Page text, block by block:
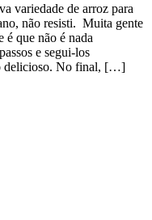
variedade de arroz para
não resisti. Muita gente
é que não é nada
e segui-los
delicioso. No final, […]